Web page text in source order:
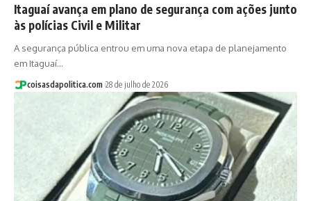
Itaguaí avança em plano de segurança com ações junto
às polícias Civil e Militar
A segurança pública entrou em uma nova etapa de planejamento
em Itaguaí…
coisasdapolitica.com 28 de julho de 2026